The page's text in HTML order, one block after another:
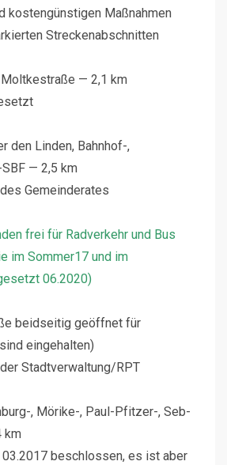
kostengünstigen Maßnahmen
Streckenabschnitten
— 2,1 km
den Linden, Bahnhof-,
— 2,5 km
Gemeinderates
frei für Radverkehr und Bus
im Sommer17 und im
06.2020)
beidseitig geöffnet für
eingehalten)
Stadtverwaltung/RPT
, Mörike-, Paul-Pfitzer-, Seb-
km
beschlossen, es ist aber